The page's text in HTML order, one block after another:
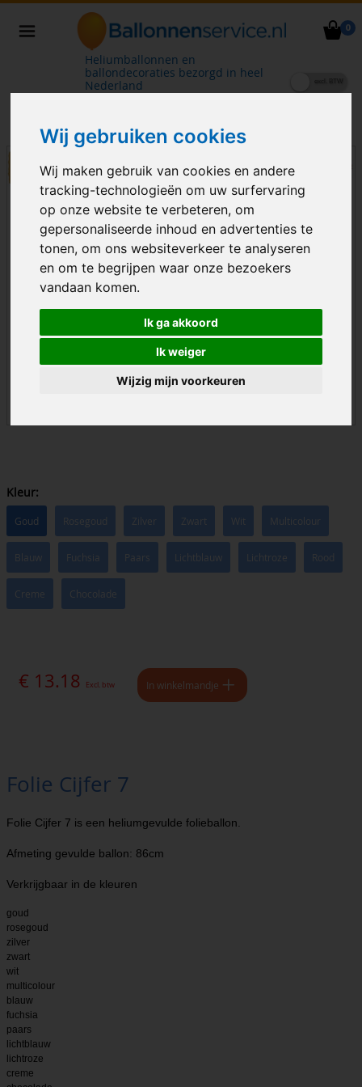
Wij gebruiken cookies
Wij maken gebruik van cookies en andere
tracking-technologieën om uw surfervaring
op onze website te verbeteren, om
gepersonaliseerde inhoud en advertenties te
tonen, om ons websiteverkeer te analyseren
en om te begrijpen waar onze bezoekers
vandaan komen.
Ik ga akkoord
Ik weiger
Wijzig mijn voorkeuren
0
Heliumballonnen en
ballondecoraties bezorgd in heel
Nederland
Kleur:
Goud Rosegoud Zilver Zwart Wit Multicolour
Blauw Fuchsia Paars Lichtblauw Lichtroze Rood
Creme Chocolade
€ 13.18 Excl. btw In winkelmandje
Folie Cijfer 7
Folie Cijfer 7 is een heliumgevulde folieballon.
Afmeting gevulde ballon: 86cm
Verkrijgbaar in de kleuren
goud
rosegoud
zilver
zwart
wit
multicolour
blauw
fuchsia
paars
lichtblauw
lichtroze
creme